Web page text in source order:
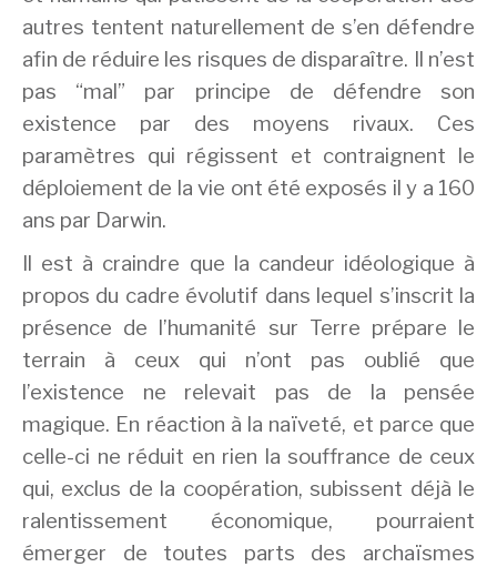
autres tentent naturellement de s’en défendre
afin de réduire les risques de disparaître. Il n’est
pas “mal” par principe de défendre son
existence par des moyens rivaux. Ces
paramètres qui régissent et contraignent le
déploiement de la vie ont été exposés il y a 160
ans par Darwin.
Il est à craindre que la candeur idéologique à
propos du cadre évolutif dans lequel s’inscrit la
présence de l’humanité sur Terre prépare le
terrain à ceux qui n’ont pas oublié que
l’existence ne relevait pas de la pensée
magique. En réaction à la naïveté, et parce que
celle-ci ne réduit en rien la souffrance de ceux
qui, exclus de la coopération, subissent déjà le
ralentissement économique, pourraient
émerger de toutes parts des archaïsmes